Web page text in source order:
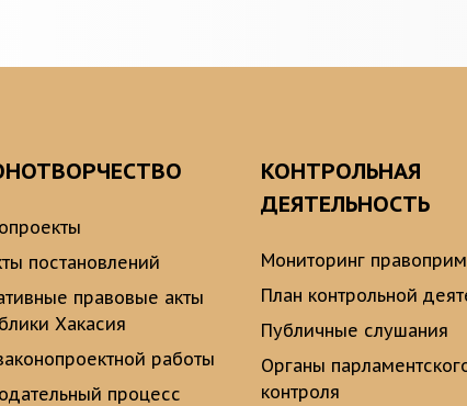
постановлений
правовые акты
Хакасия
работы
процесс
КОНТРОЛЬНАЯ
ДЕЯТЕЛЬНОСТЬ
Мониторинг
План контрольной
Публичные слушания
Органы
контроля